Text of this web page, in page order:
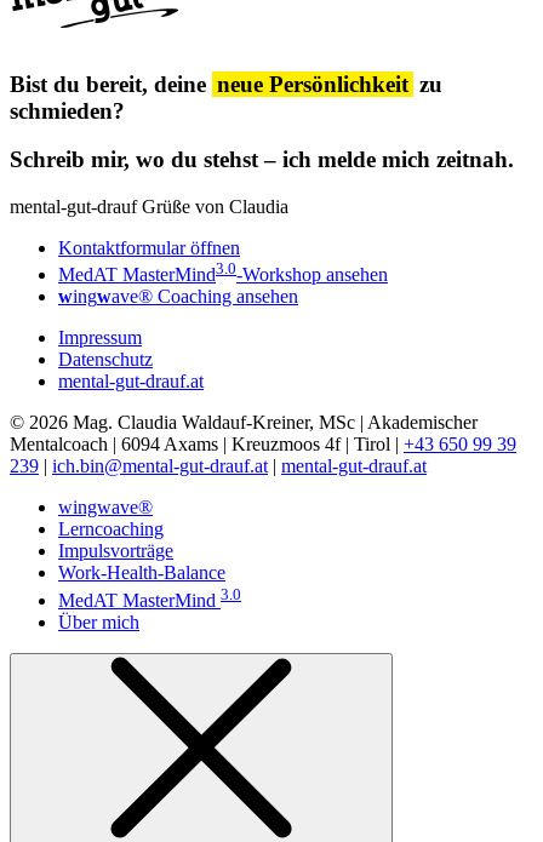
Bist du bereit, deine neue Persönlichkeit zu
schmieden?
Schreib mir, wo du stehst – ich melde mich zeitnah.
mental-gut-drauf Grüße von Claudia
Kontaktformular öffnen
MedAT MasterMind3.0-Workshop ansehen
wingwave® Coaching ansehen
Impressum
Datenschutz
mental-gut-drauf.at
© 2026 Mag. Claudia Waldauf-Kreiner, MSc | Akademischer
Mentalcoach | 6094 Axams | Kreuzmoos 4f | Tirol | +43 650 99 39
239
ich.bin@mental-gut-drauf.at| mental-gut-drauf.at
wingwave®
Lerncoaching
Impulsvorträge
Work-Health-Balance
MedAT MasterMind 3.0
Über mich